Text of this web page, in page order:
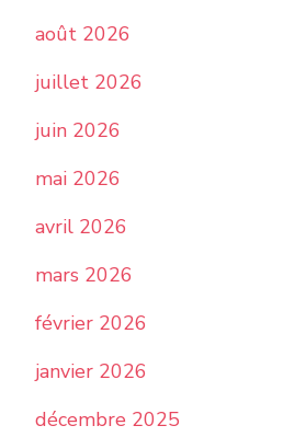
août 2026
juillet 2026
juin 2026
mai 2026
avril 2026
mars 2026
février 2026
janvier 2026
décembre 2025